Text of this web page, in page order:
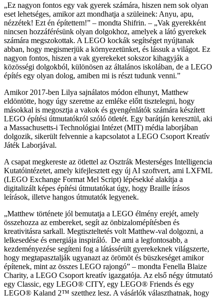
„Ez nagyon fontos egy vak gyerek számára, hiszen nem sok olyan
eset lehetséges, amikor azt mondhatja a szüleinek: Anyu, apu,
nézzétek! Ezt én építettem!” – mondta Shifrin. – „Vak gyerekként
nincsen hozzáférésünk olyan dolgokhoz, amelyek a látó gyerekek
számára megszokottak. A LEGO kockák segítséget nyújtanak
abban, hogy megismerjük a környezetünket, és lássuk a világot. Ez
nagyon fontos, hiszen a vak gyerekeket sokszor kihagyják a
közösségi dolgokból, különösen az általános iskolában, de a LEGO
építés egy olyan dolog, amiben mi is részt tudunk venni.”
Amikor 2017-ben Lilya sajnálatos módon elhunyt, Matthew
eldöntötte, hogy úgy szeretne az emléke előtt tisztelegni, hogy
másokkal is megosztja a vakok és gyengénlátók számára készített
LEGO építési útmutatókról szóló ötletét. Egy barátján keresztül, aki
a Massachusetts-i Technológiai Intézet (MIT) média laborjában
dolgozik, sikerült felvennie a kapcsolatot a LEGO Csoport Kreatív
Játék Laborjával.
A csapat megkereste az ötlettel az Osztrák Mesterséges Intelligencia
Kutatóintézetet, amely kifejlesztett egy új AI szoftvert, ami LXFML
(LEGO Exchange Format Mel Script) lépésekké alakítja a
digitalizált képes építési útmutatókat úgy, hogy Braille írásos
leírások, illetve hangos útmutatók legyenek.
„Matthew története jól bemutatja a LEGO élmény erejét, amely
összehozza az embereket, segít az önbizalomépítésben és
kreativitásra sarkall. Megtiszteltetés volt Matthew-val dolgozni, a
lelkesedése és energiája inspiráló. De ami a legfontosabb, a
kezdeményezése segíteni fog a látássérült gyerekeknek világszerte,
hogy megtapasztalják ugyanazt az örömöt és büszkeséget amikor
építenek, mint az összes LEGO rajongó” – mondta Fenella Blaize
Charity, a LEGO Csoport kreatív igazgatója. Az első négy útmutató
egy Classic, egy LEGO® CITY, egy LEGO® Friends és egy
LEGO® Kaland 2™ szetthez lesz. A vásárlók választhatnak, hogy